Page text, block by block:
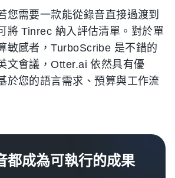
您需要一款能從錄音直接過渡到
將 Tinrec 納入評估清單。對於單
敏感者，TurboScribe 是不錯的
文會議，Otter.ai 依然具有優
於您的語言需求、預算與工作流
都成為可執行的成果